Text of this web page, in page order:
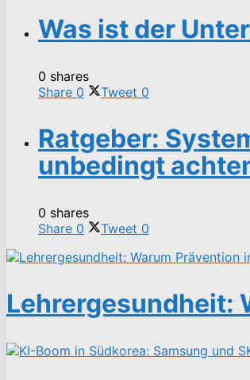
Was ist der
0 shares
Share 0 Tweet 0
Ratgeber:
unbedingt
0 shares
Share 0 Tweet 0
Lehrergesundheit: